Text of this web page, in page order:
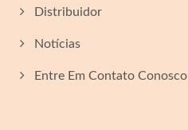
Distribuidor
Notícias
Entre Em Contato Conosco